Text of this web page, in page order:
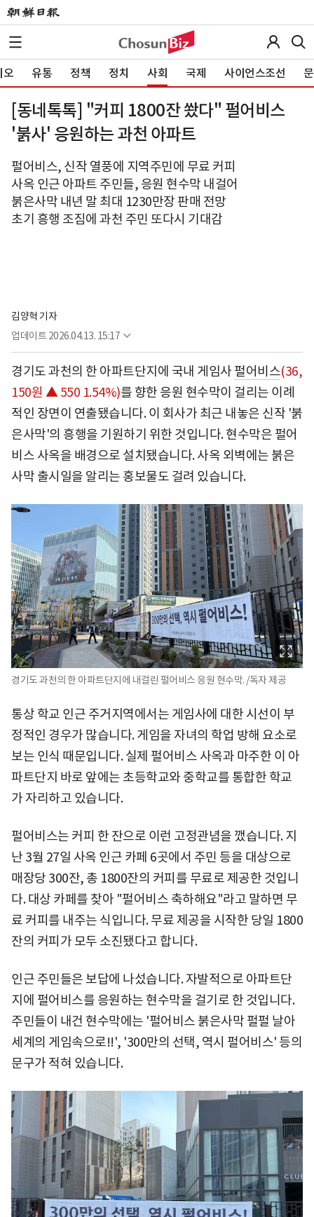
오 유통 정책 정치 사회 국제 사이언스조선
[동네톡톡] "커피 1800잔 쐈다" 펄어비스
'붉사' 응원하는 과천 아파트
펄어비스, 신작 열풍에 지역주민에 무료 커피
사옥 인근 아파트 주민들, 응원 현수막 내걸어
붉은사막 내년 말 최대 1230만장 판매 전망
초기 흥행 조짐에 과천 주민 또다시 기대감
김양혁 기자
업데이트 2026.04.13. 15:17
경기도 과천의 한 아파트단지에 국내 게임사 펄어비스(36,
150원 ▲ 550 1.54%)를 향한 응원 현수막이 걸리는 이례
적인 장면이 연출됐습니다. 이 회사가 최근 내놓은 신작 '붉
은사막'의 흥행을 기원하기 위한 것입니다. 현수막은 펄어
비스 사옥을 배경으로 설치됐습니다. 사옥 외벽에는 붉은
사막 출시일을 알리는 홍보물도 걸려 있습니다.
경기도 과천의 한 아파트단지에 내걸린 펄어비스 응원 현수막. /독자 제공
통상 학교 인근 주거지역에서는 게임사에 대한 시선이 부
정적인 경우가 많습니다. 게임을 자녀의 학업 방해 요소로
보는 인식 때문입니다. 실제 펄어비스 사옥과 마주한 이 아
파트단지 바로 앞에는 초등학교와 중학교를 통합한 학교
가 자리하고 있습니다.
펄어비스는 커피 한 잔으로 이런 고정관념을 깼습니다. 지
난 3월 27일 사옥 인근 카페 6곳에서 주민 등을 대상으로
매장당 300잔, 총 1800잔의 커피를 무료로 제공한 것입니
다. 대상 카페를 찾아 "펄어비스 축하해요"라고 말하면 무
료 커피를 내주는 식입니다. 무료 제공을 시작한 당일 1800
잔의 커피가 모두 소진됐다고 합니다.
인근 주민들은 보답에 나섰습니다. 자발적으로 아파트단
지에 펄어비스를 응원하는 현수막을 걸기로 한 것입니다.
주민들이 내건 현수막에는 '펄어비스 붉은사막 펄펄 날아
세계의 게임속으로!!', '300만의 선택, 역시 펄어비스' 등의
문구가 적혀 있습니다.